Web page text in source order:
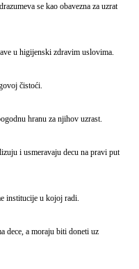
se kao obavezna za uzrat
u higijenski zdravim uslovima.
čistoći.
hranu za njihov uzrast.
i usmeravaju decu na pravi put
institucije u kojoj radi.
dece, a moraju biti doneti uz